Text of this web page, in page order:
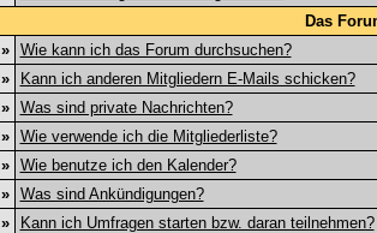
Das
»
Wie kann ich das Forum durchsuchen?
»
Kann ich anderen Mitgliedern E-Mails schicken?
»
Was sind private Nachrichten?
»
Wie verwende ich die Mitgliederliste?
»
Wie benutze ich den Kalender?
»
Was sind Ankündigungen?
»
Kann ich Umfragen starten bzw. daran teilnehmen?